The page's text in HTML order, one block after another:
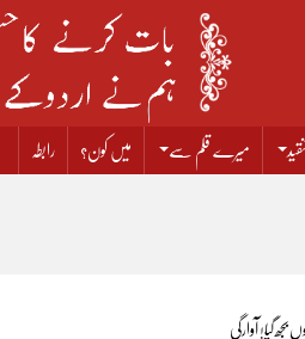
میرے قلم سے میں کون؟ رابطہ
بجھ گیا! آوارگی